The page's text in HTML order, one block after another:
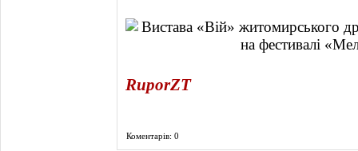
RuporZT
Коментарів: 0